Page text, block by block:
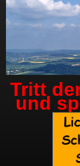
Tritt
und